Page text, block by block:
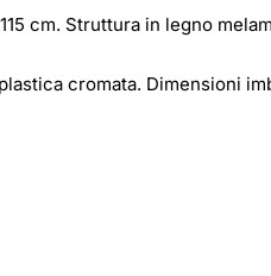
cm. Struttura in legno
cromata. Dimensioni